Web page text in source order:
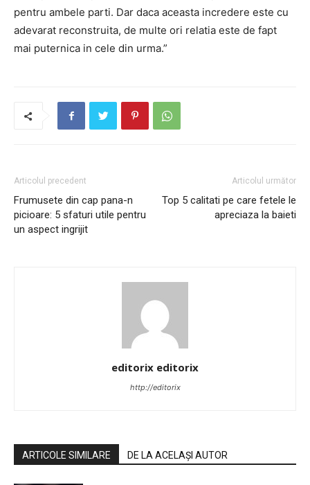
pentru ambele parti. Dar daca aceasta incredere este cu
adevarat reconstruita, de multe ori relatia este de fapt
mai puternica in cele din urma.”
Articolul precedent
Frumusete din cap pana-n
picioare: 5 sfaturi utile pentru
un aspect ingrijit
Articolul următor
Top 5 calitati pe care fetele le
apreciaza la baieti
editorix editorix
http://editorix
ARTICOLE SIMILARE DE LA ACELAȘI AUTOR